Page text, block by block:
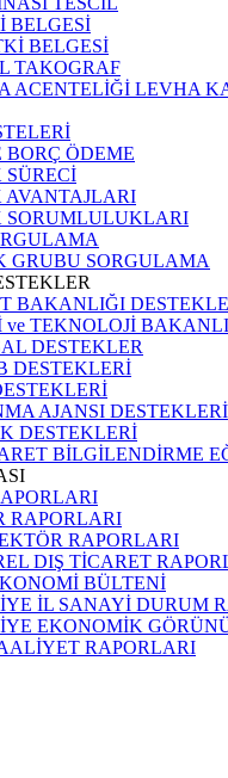
BELGESİ
BELGESİ
TAKOGRAF
ACENTELİĞİ LEVHA
BORÇ ÖDEME
SORUMLULUKLARI
GRUBU SORGULAMA
BAKANLIĞI
ve TEKNOLOJİ
DESTEKLER
DESTEKLERİ
AJANSI DESTEKLERİ
DESTEKLERİ
BİLGİLENDİRME
RAPORLARI
RAPORLARI
DIŞ TİCARET
BÜLTENİ
İL SANAYİ DURUM
EKONOMİK
RAPORLARI